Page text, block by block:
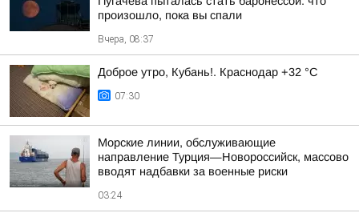
произошло, пока вы спали
Вчера, 08:37
Доброе утро, Кубань!. Краснодар +32 °С
07:30
Морские линии, обслуживающие
направление Турция—Новороссийск, массово
вводят надбавки за военные риски
03:24